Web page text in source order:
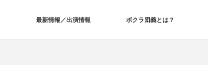
最新情報／出演情報 ボクラ団義とは？